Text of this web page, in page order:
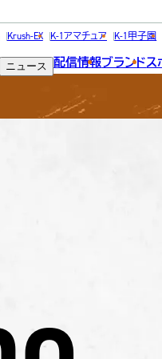
Krush-EX K-1アマチュア K-1甲子園
ニュース 配信情報ブランドス